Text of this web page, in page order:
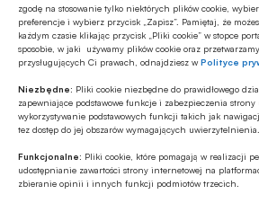
zgodę na stosowanie tylko niektórych plików cookie,
preferencje i wybierz przycisk „Zapisz”. Pamiętaj, że
każdym czasie klikając przycisk „Pliki cookie” w stopce
sposobie, w jaki używamy plików cookie oraz
przysługujących Ci prawach, odnajdziesz wPolityce
Niezbędne: Pliki cookie niezbędne do prawidłowego
zapewniające podstawowe funkcje i zabezpieczenia
wykorzystywanie podstawowych funkcji takich jak
tez dostęp do jej obszarów wymagających uwierzytelnienia.
Funkcjonalne: Pliki cookie, które pomagają w realizacji
udostępnianie zawartości strony internetowej na
zbieranie opinii i innych funkcji podmiotów trzecich.
MULTIMEDIA
Banki mogą
przemysł
MULTIMEDIA
Na czym polega faza